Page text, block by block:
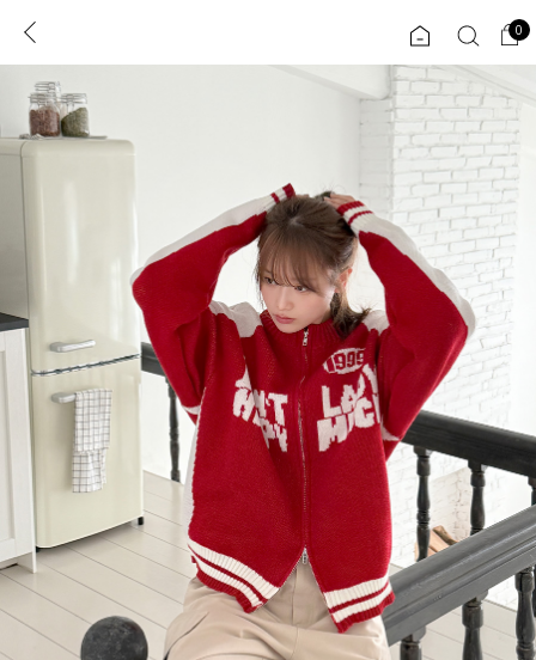
로그인 0
ENG
TW
JP
플러스핏 회원혜택
CATEGORY COMMUNITY
도착보장⚡
인플루언서 pick!
신상 5%
베스트
MADE
세트할인 ~30%
하객룩
ALL
익스클루시브
아우터
티셔츠
니트
블라우스
원피스
0